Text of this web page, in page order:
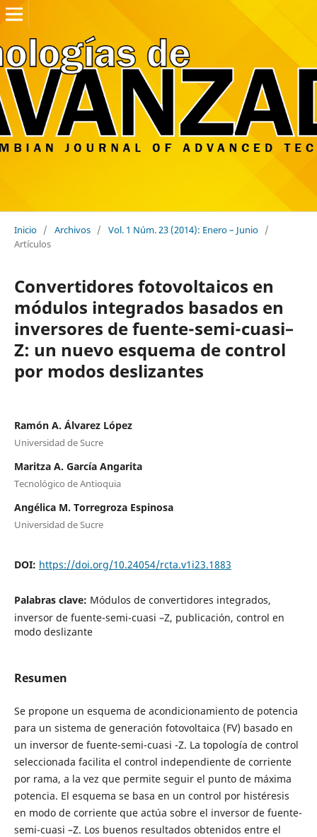
Inicio / Archivos / Vol. 1 Núm. 23 (2014): Enero – Junio /
Artículos
Convertidores fotovoltaicos en
módulos integrados basados en
inversores de fuente-semi-cuasi–
Z: un nuevo esquema de control
por modos deslizantes
Ramón A. Álvarez López
Universidad de Sucre
Maritza A. García Angarita
Tecnológico de Antioquia
Angélica M. Torregroza Espinosa
Universidad de Sucre
DOI: https://doi.org/10.24054/rcta.v1i23.1883
Palabras clave: Módulos de convertidores integrados,
inversor de fuente-semi-cuasi –Z, publicación, control en
modo deslizante
Resumen
Se propone un esquema de acondicionamiento de potencia
para un sistema de generación fotovoltaica (FV) basado en
un inversor de fuente-semi-cuasi -Z. La topología de control
seleccionada facilita el control independiente de corriente
por rama, a la vez que permite seguir el punto de máxima
potencia. El esquema se basa en un control por histéresis
en modo de corriente que actúa sobre el inversor de fuente-
semi-cuasi –Z. Los buenos resultados obtenidos entre el